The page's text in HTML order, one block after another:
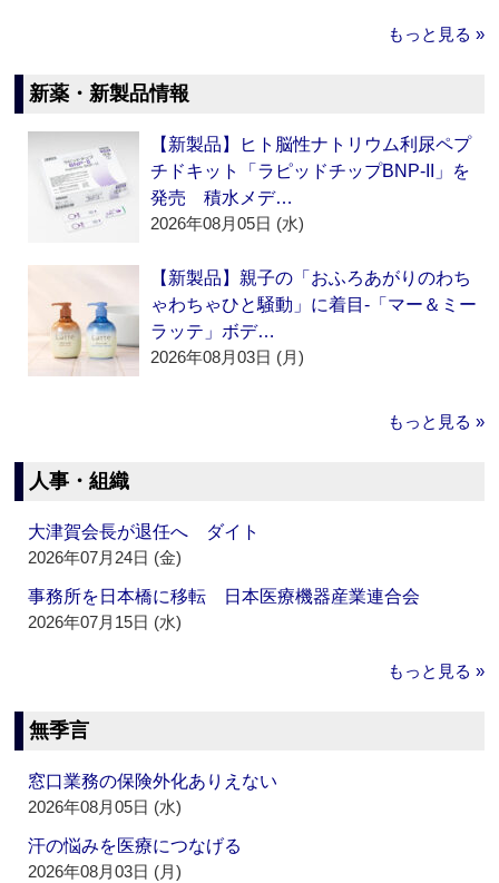
もっと見る »
新薬・新製品情報
【新製品】ヒト脳性ナトリウム利尿ペプ
チドキット「ラピッドチップBNP-II」を
発売 積水メデ…
2026年08月05日 (水)
【新製品】親子の「おふろあがりのわち
ゃわちゃひと騒動」に着目‐「マー＆ミー
ラッテ」ボデ…
2026年08月03日 (月)
もっと見る »
人事・組織
大津賀会長が退任へ ダイト
2026年07月24日 (金)
事務所を日本橋に移転 日本医療機器産業連合会
2026年07月15日 (水)
もっと見る »
無季言
窓口業務の保険外化ありえない
2026年08月05日 (水)
汗の悩みを医療につなげる
2026年08月03日 (月)